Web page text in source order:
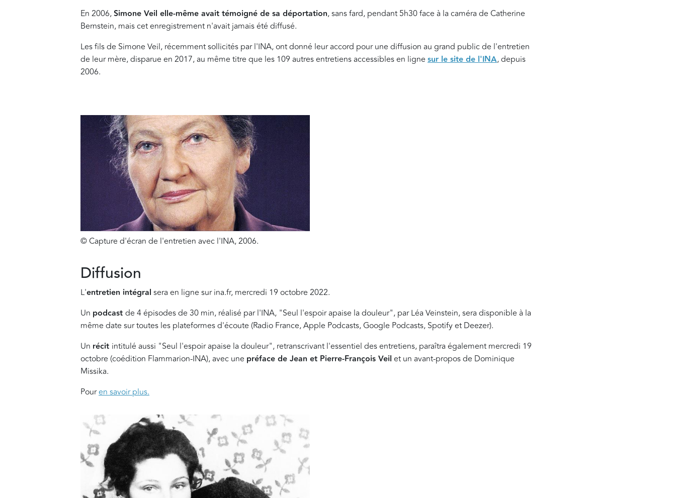
En 2006,Simone Veil elle-même avait témoigné de sa déportation, sans fard, pendant 5h30 face à la caméra de Catherine
Bernstein, mais cet enregistrement n'avait jamais été diffusé.
Les fils de Simone Veil, récemment sollicités par l'INA, ont donné leur accord pour une diffusion au grand public de l'entretien
de leur mère, disparue en 2017, au même titre que les 109 autres entretiens accessibles en ligne sur le site de l'INA, depuis
2006.
© Capture d'écran de l'entretien avec l'INA, 2006.
Diffusion
L'entretien intégral sera en ligne sur ina.fr, mercredi 19 octobre 2022.
Un podcast de 4 épisodes de 30 min, réalisé par l'INA, "Seul l'espoir apaise la douleur", par Léa Veinstein, sera disponible à la
même date sur toutes les plateformes d'écoute (Radio France, Apple Podcasts, Google Podcasts, Spotify et Deezer).
Un récit intitulé aussi "Seul l'espoir apaise la douleur", retranscrivant l'essentiel des entretiens, paraîtra également mercredi 19
octobre (coédition Flammarion-INA), avec une préface de Jean et Pierre-François Veil et un avant-propos de Dominique
Missika.
Pouren savoir plus.